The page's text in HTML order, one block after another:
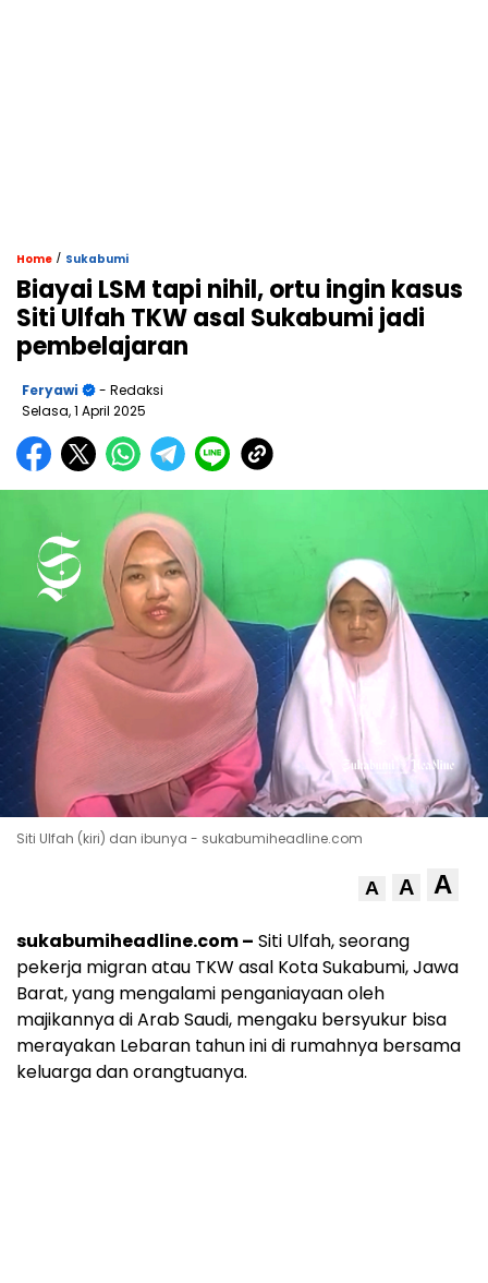
Home / Sukabumi
Biayai LSM tapi nihil, ortu ingin kasus
Siti Ulfah TKW asal Sukabumi jadi
pembelajaran
Feryawi
- Redaksi
Selasa, 1 April 2025
Siti Ulfah (kiri) dan ibunya - sukabumiheadline.com
A A A
sukabumiheadline.com – Siti Ulfah, seorang
pekerja migran atau TKW asal Kota Sukabumi, Jawa
Barat, yang mengalami penganiayaan oleh
majikannya di Arab Saudi, mengaku bersyukur bisa
merayakan Lebaran tahun ini di rumahnya bersama
keluarga dan orangtuanya.